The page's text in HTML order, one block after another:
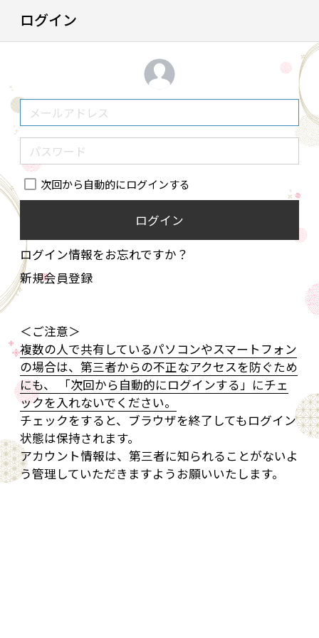
ログイン
次回から自動的にログインする
ログイン
ログイン情報をお忘れですか？
新規会員登録
＜ご注意＞
複数の人で共有しているパソコンやスマートフォン
の場合は、第三者からの不正なアクセスを防ぐため
にも、 「次回から自動的にログインする」にチェ
ックを入れないでください。
チェックをすると、ブラウザを終了してもログイン
状態は保持されます。
アカウント情報は、第三者に知られることがないよ
う管理していただきますようお願いいたします。